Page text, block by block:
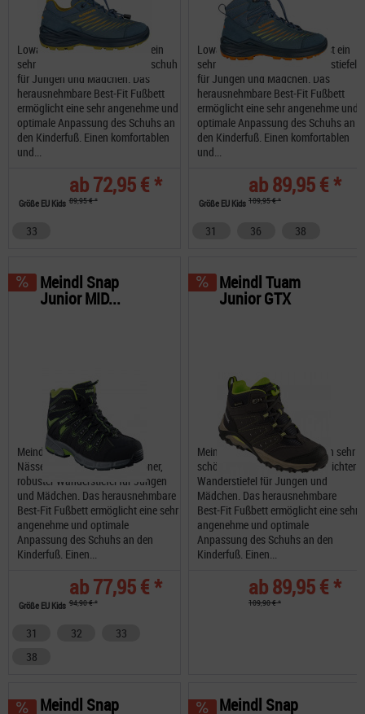
Lowa Zirrox GTX Lo Junior ist ein
sehr schöner, robuster Wanderschuh
für Jungen und Mädchen. Das
herausnehmbare Best-Fit Fußbett
ermöglicht eine sehr angenehme und
optimale Anpassung des Schuhs an
den Kinderfuß. Einen komfortablen
und...
ab 72,95 € *
89,95 € *
Größe EU Kids
33
Lowa Zirrox GTX MID Junior ist ein
sehr schöner, robuster Wanderstiefel
für Jungen und Mädchen. Das
herausnehmbare Best-Fit Fußbett
ermöglicht eine sehr angenehme und
optimale Anpassung des Schuhs an
den Kinderfuß. Einen komfortablen
und...
ab 89,95 € *
109,95 € *
Größe EU Kids
31 36 38
Meindl Snap Junior MID
Nässeschutz ist ein sehr schöner,
robuster Wanderstiefel für Jungen
und Mädchen. Das herausnehmbare
Best-Fit Fußbett ermöglicht eine sehr
angenehme und optimale
Anpassung des Schuhs an den
Kinderfuß. Einen...
ab 77,95 € *
94,90 € *
Meindl Snap
Junior MID...
Größe EU Kids
31 32
33
38
Meindl Tuam Junior GTX ist ein sehr
schöner, robuster und wasserdichter
Wanderstiefel für Jungen und
Mädchen. Das herausnehmbare
Best-Fit Fußbett ermöglicht eine sehr
angenehme und optimale
Anpassung des Schuhs an den
Kinderfuß. Einen...
ab 89,95 € *
109,90 € *
Meindl Tuam
Junior GTX
Meindl Snap Meindl Snap